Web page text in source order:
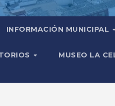
INFORMACIÓN MUNICIPAL
MUSEO LA